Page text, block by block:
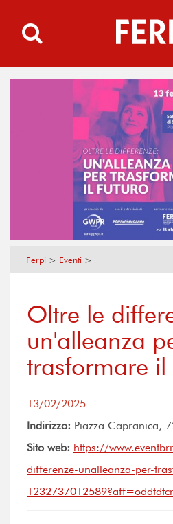
Ferpi > Eventi >
Oltre le
un'alleanza
trasformare il
13/02/2025
Indirizzo: Piazza Capranica,
Sito web: https://
differenze-unalleanza-per-